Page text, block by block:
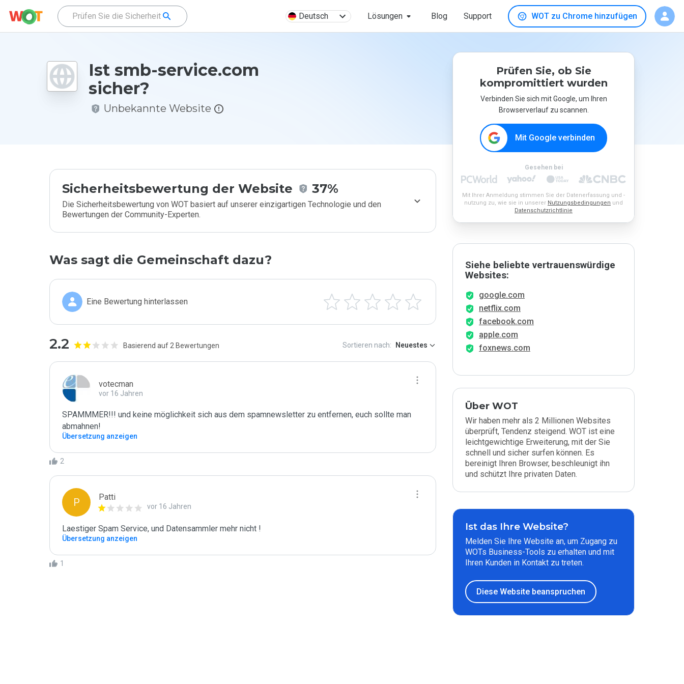
Deutsch Lösungen Blog Support WOT zu Chrome hinzufügen
Ist smb-service.com
sicher?
Unbekannte Website
Sicherheitsbewertung der Website 37%
Die Sicherheitsbewertung von WOT basiert auf unserer einzigartigen Technologie und den
Bewertungen der Community-Experten.
Was sagt die Gemeinschaft dazu?
Eine Bewertung hinterlassen
2.2 Basierend auf 2 Bewertungen Sortieren nach: Neuestes
votecman
vor 16 Jahren
SPAMMMER!!! und keine möglichkeit sich aus dem spamnewsletter zu entfernen, euch sollte man
abmahnen!
Übersetzung anzeigen
2
P Patti
vor 16 Jahren
Laestiger Spam Service, und Datensammler mehr nicht !
Übersetzung anzeigen
1
Prüfen Sie, ob Sie
kompromittiert wurden
Verbinden Sie sich mit Google, um Ihren
Browserverlauf zu scannen.
Mit Google verbinden
Gesehen bei
Mit Ihrer Anmeldung stimmen Sie der Datenerfassung und -
nutzung zu, wie sie in unserer Nutzungsbedingungen und
Datenschutzrichtlinie
Siehe beliebte vertrauenswürdige
Websites:
google.com
netflix.com
facebook.com
apple.com
foxnews.com
Über WOT
Wir haben mehr als 2 Millionen Websites
überprüft, Tendenz steigend. WOT ist eine
leichtgewichtige Erweiterung, mit der Sie
schnell und sicher surfen können. Es
bereinigt Ihren Browser, beschleunigt ihn
und schützt Ihre privaten Daten.
Ist das Ihre Website?
Melden Sie Ihre Website an, um Zugang zu
WOTs Business-Tools zu erhalten und mit
Ihren Kunden in Kontakt zu treten.
Diese Website beanspruchen